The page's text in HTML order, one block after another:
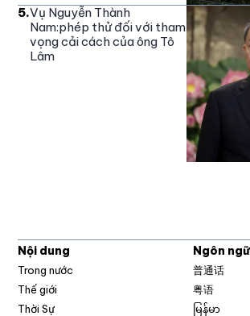
5.Vụ Nguyễn Thành
Nam:phép thử đối với tham
vọng cải cách của ông Tô
Lâm
Nội dung
Trong nước
Thế giới
Thời Sự
Ngôn ngữ
普通话
粤语
မြန်မာ